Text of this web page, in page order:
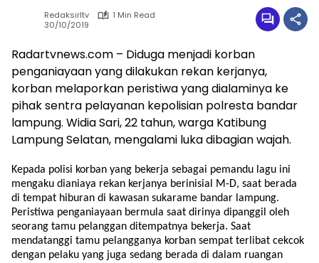
Redaksirltv
1 Min Read
30/10/2019
Radartvnews.com – Diduga menjadi korban
penganiayaan yang dilakukan rekan kerjanya,
korban melaporkan peristiwa yang dialaminya ke
pihak sentra pelayanan kepolisian polresta bandar
lampung. Widia Sari, 22 tahun, warga Katibung
Lampung Selatan, mengalami luka dibagian wajah.
Kepada polisi korban yang bekerja sebagai pemandu lagu ini
mengaku dianiaya rekan kerjanya berinisial M-D, saat berada
di tempat hiburan di kawasan sukarame bandar lampung.
Peristiwa penganiayaan bermula saat dirinya dipanggil oleh
seorang tamu pelanggan ditempatnya bekerja. Saat
mendatanggi tamu pelangganya korban sempat terlibat cekcok
dengan pelaku yang juga sedang berada di dalam ruangan